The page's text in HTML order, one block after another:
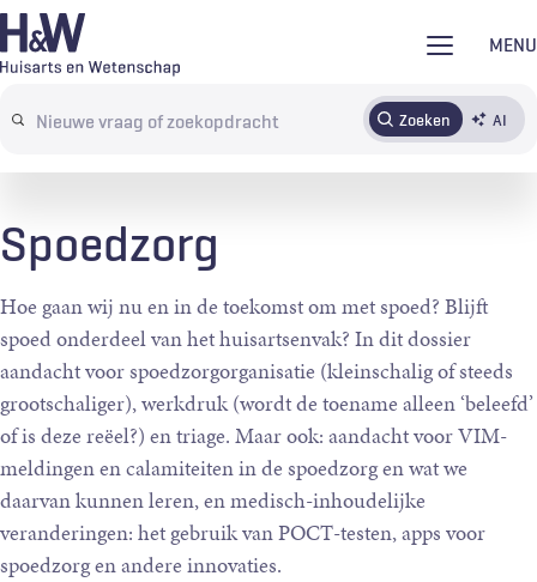
Overslaan
en
de
MENU
Search
terms
Zoeken AI
AbonnerenTijdschrift Inloggen
Spoedzorg
Hoe gaan wij nu en in de toekomst om met spoed? Blijft
spoed onderdeel van het huisartsenvak? In dit dossier
aandacht voor spoedzorgorganisatie (kleinschalig of steeds
grootschaliger), werkdruk (wordt de toename alleen ‘beleefd’
of is deze reëel?) en triage. Maar ook: aandacht voor VIM-
meldingen en calamiteiten in de spoedzorg en wat we
daarvan kunnen leren, en medisch-inhoudelijke
veranderingen: het gebruik van POCT-testen, apps voor
spoedzorg en andere innovaties.